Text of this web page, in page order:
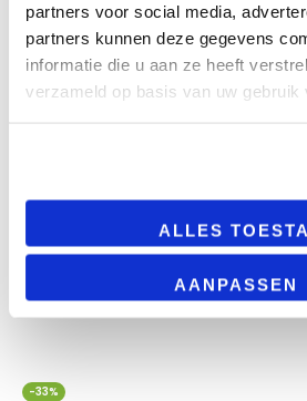
partners voor social media,
partners kunnen deze gegevens
informatie die u aan ze heeft
verzameld op basis van uw gebruik
ALLES
AANPASSEN
muursteun | grijs | ø60mm
€18.99
-33%